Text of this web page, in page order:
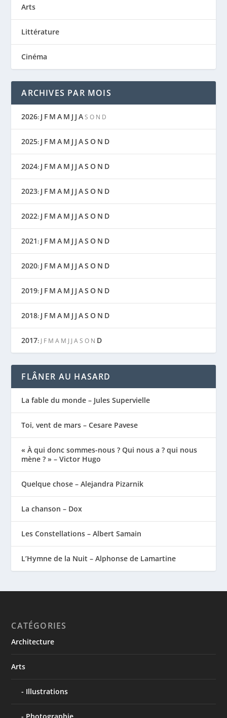
Arts
Littérature
Cinéma
ARCHIVES PAR MOIS
2026: J F M A M J J A S O N D
2025: J F M A M J J AS O N D
2024: J F M A M J J AS O N D
2023: J F M A M J J AS O N D
2022: J F M A M J J AS O N D
2021: J F M A M J J AS O N D
2020: J F M A M J J AS O N D
2019: J F M A M J J AS O N D
2018: J F M A M J J AS O N D
2017: J F M A M J J A S O N D
FLÂNER AU HASARD
La fable du monde – Jules Supervielle
Toi, vent de mars – Cesare Pavese
« À qui donc sommes-nous ? Qui nous a ? qui nous
mène ? » – Victor Hugo
Quelque chose – Alejandra Pizarnik
La chanson – Dox
Les Constellations – Albert Samain
L’Hymne de la Nuit – Alphonse de Lamartine
CATÉGORIES
Architecture
Arts
Illustrations